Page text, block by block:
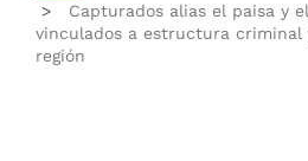
Accessibility
screen
Capturados alias el paisa y
vinculados a estructura criminal
región